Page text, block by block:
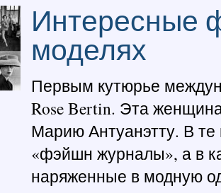
Интересные
моделях
Первым кутюрье
Rose Bertin. Эта
Марию Антуанэтту. В
«фэйшн журналы», а в
наряженные в модную